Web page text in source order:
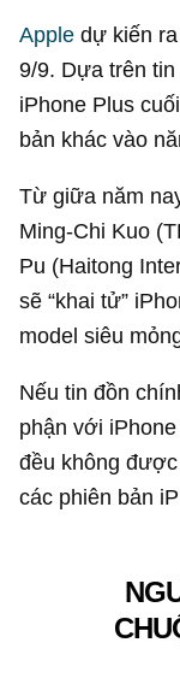
Apple dự kiến
9/9. Dựa trên
iPhone Plus
bản khác vào
Từ giữa năm
Ming-Chi Kuo
Pu (Haitong
sẽ “khai tử”
model siêu
Nếu tin đồn
phận với
đều không
các phiên bản